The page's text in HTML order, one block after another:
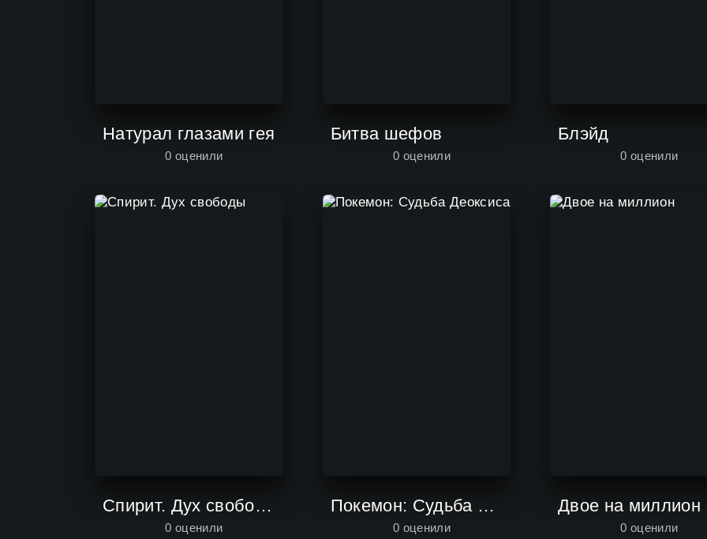
Натурал глазами гея
0 оценили
Битва шефов
0 оценили
Блэйд
0 оценили
Спирит. Дух свободы
0 оценили
Покемон: Судьба Деоксиса
0 оценили
Двое на миллион
0 оценили